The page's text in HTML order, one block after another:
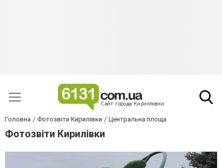
Головна Фотозвіти Кирилівки Центральна площа
Фотозвіти Кирилівки